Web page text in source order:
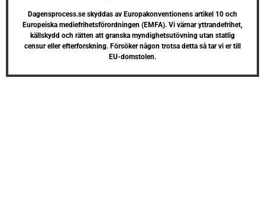
Dagensprocess.se skyddas av Europakonventionens artikel 10 och
Europeiska mediefrihetsförordningen (EMFA). Vi värnar yttrandefrihet,
källskydd och rätten att granska myndighetsutövning utan statlig
censur eller efterforskning. Försöker någon trotsa detta så tar vi er till
EU-domstolen.